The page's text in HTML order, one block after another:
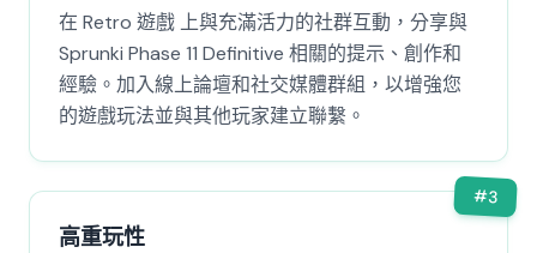
在 Retro 遊戲 上與充滿活力的社群互動，分享與
Sprunki Phase 11 Definitive 相關的提示、創作和
經驗。加入線上論壇和社交媒體群組，以增強您
的遊戲玩法並與其他玩家建立聯繫。
#3
高重玩性